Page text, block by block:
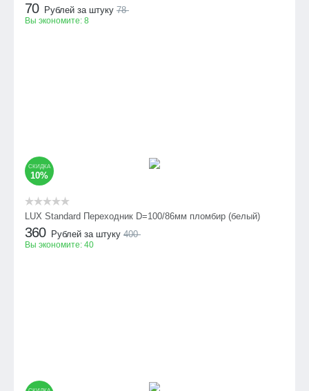
70 Рублей за штуку 78
Вы экономите: 8
СКИДКА
10%
LUX Standard Переходник D=100/86мм пломбир (белый)
360 Рублей за штуку 400
Вы экономите: 40